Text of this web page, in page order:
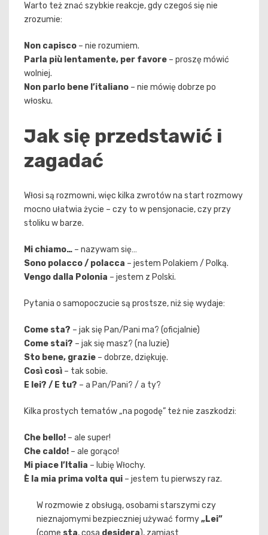
Warto też znać szybkie reakcje, gdy czegoś się nie
zrozumie:
Non capisco – nie rozumiem.
Parla più lentamente, per favore – proszę mówić
wolniej.
Non parlo bene l’italiano – nie mówię dobrze po
włosku.
Jak się przedstawić i
zagadać
Włosi są rozmowni, więc kilka zwrotów na start rozmowy
mocno ułatwia życie – czy to w pensjonacie, czy przy
stoliku w barze.
Mi chiamo… – nazywam się…
Sono polacco / polacca – jestem Polakiem / Polką.
Vengo dalla Polonia – jestem z Polski.
Pytania o samopoczucie są prostsze, niż się wydaje:
Come sta? – jak się Pan/Pani ma? (oficjalnie)
Come stai? – jak się masz? (na luzie)
Sto bene, grazie – dobrze, dziękuję.
Così così – tak sobie.
E lei? / E tu? – a Pan/Pani? / a ty?
Kilka prostych tematów „na pogodę” też nie zaszkodzi:
Che bello! – ale super!
Che caldo! – ale gorąco!
Mi piace l’Italia – lubię Włochy.
È la mia prima volta qui – jestem tu pierwszy raz.
W rozmowie z obsługą, osobami starszymi czy
nieznajomymi bezpieczniej używać formy„Lei”